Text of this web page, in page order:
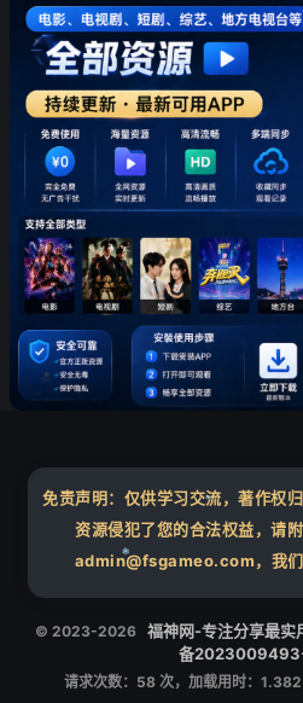
免责声明：仅供学习交流，著作权
资源侵犯了您的合法权益，请
admin@fsgameo.com，我们
© 2023-2026 福神网-专注分享最实
备2023009493
请求次数：58 次，加载用时：